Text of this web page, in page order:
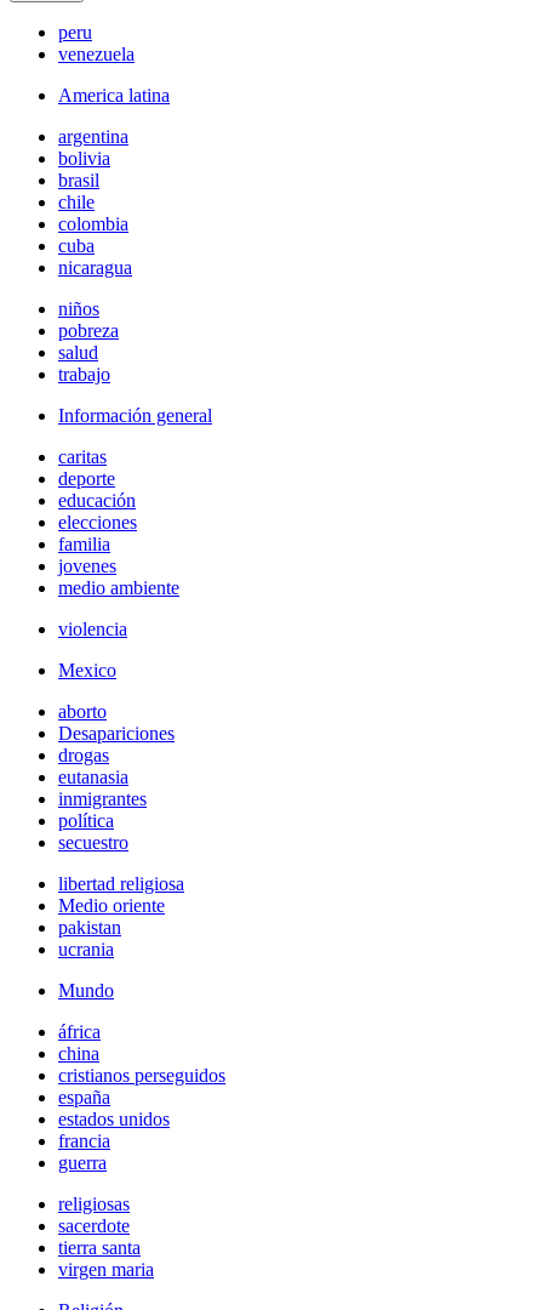
peru
venezuela
America latina
argentina
bolivia
brasil
chile
colombia
cuba
nicaragua
niños
pobreza
salud
trabajo
Información general
caritas
deporte
educación
elecciones
familia
jovenes
medio ambiente
violencia
Mexico
aborto
Desapariciones
drogas
eutanasia
inmigrantes
política
secuestro
libertad religiosa
Medio oriente
pakistan
ucrania
Mundo
áfrica
china
cristianos perseguidos
españa
estados unidos
francia
guerra
religiosas
sacerdote
tierra santa
virgen maria